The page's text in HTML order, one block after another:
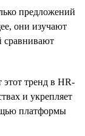
предложений
они изучают
сравнивают
этот тренд в HR-
и укрепляет
платформы